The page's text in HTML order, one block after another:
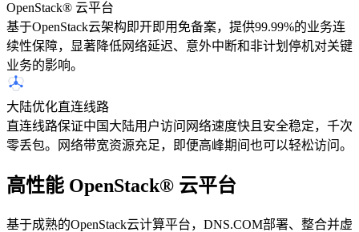
OpenStack® 云平台
基于OpenStack云架构即开即用免备案，提供99.99%的业务连
续性保障，显著降低网络延迟、意外中断和非计划停机对关键
业务的影响。
大陆优化直连线路
直连线路保证中国大陆用户访问网络速度快且安全稳定，千次
零丢包。网络带宽资源充足，即便高峰期间也可以轻松访问。
高性能 OpenStack® 云平台
基于成熟的OpenStack云计算平台，DNS.COM部署、整合并虚